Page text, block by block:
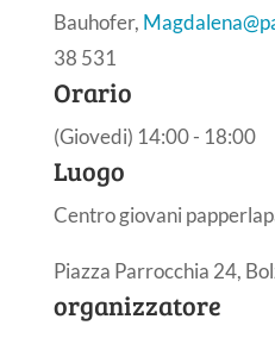
Bauhofer,
38 531
Orario
(Giovedi) 14:00 - 18:00
Luogo
Centro giovani
Piazza Parrocchia 24,
organizzatore